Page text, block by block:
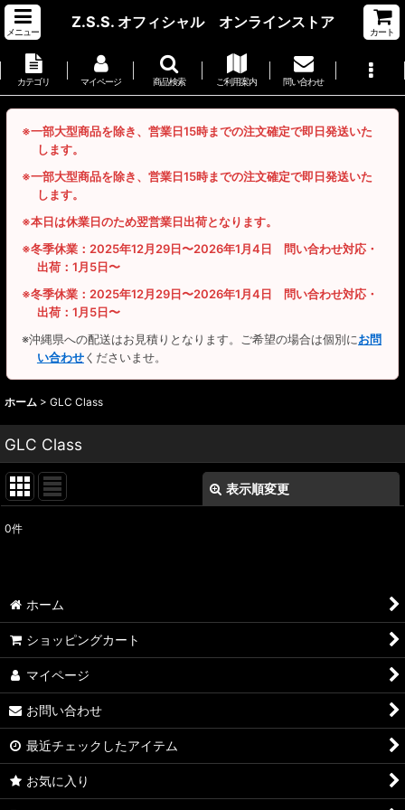
メニュー
Z.S.S. オフィシャル オンラインストア
カート
カテゴリ マイページ 商品検索 ご利用案内 問い合わせ
※一部大型商品を除き、営業日15時までの注文確定で即日発送いた
します。
※一部大型商品を除き、営業日15時までの注文確定で即日発送いた
します。
※本日は休業日のため翌営業日出荷となります。
※冬季休業：2025年12月29日〜2026年1月4日 問い合わせ対応・
出荷：1月5日〜
※冬季休業：2025年12月29日〜2026年1月4日 問い合わせ対応・
出荷：1月5日〜
※沖縄県への配送はお見積りとなります。ご希望の場合は個別にお問
い合わせくださいませ。
ホーム > GLC Class
GLC Class
表示順変更
0件
ホーム
ショッピングカート
マイページ
お問い合わせ
最近チェックしたアイテム
お気に入り